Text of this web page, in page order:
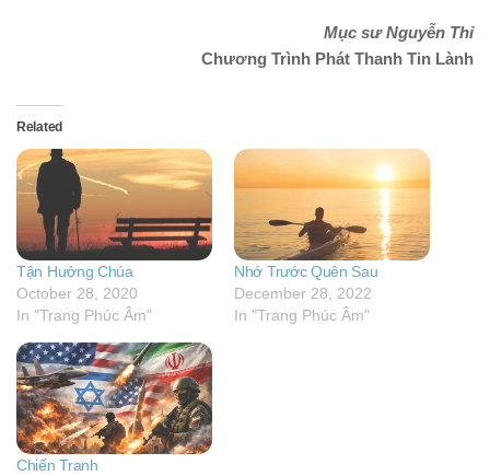
Mục sư Nguyễn Thỉ
Chương Trình Phát Thanh Tin Lành
Related
Tận Hưởng Chúa
October 28, 2020
In "Trang Phúc Âm"
Nhớ Trước Quên Sau
December 28, 2022
In "Trang Phúc Âm"
Chiến Tranh